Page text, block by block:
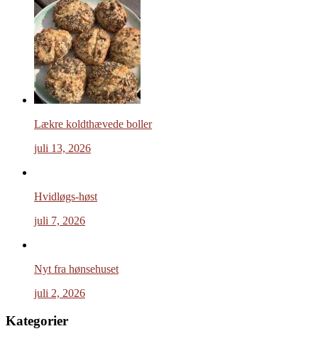
Lækre koldthævede boller
juli 13, 2026
Hvidløgs-høst
juli 7, 2026
Nyt fra hønsehuset
juli 2, 2026
Kategorier